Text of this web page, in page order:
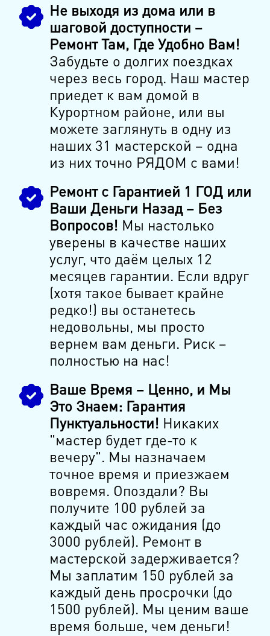
Не выходя из дома или в
шаговой доступности –
Ремонт Там, Где Удобно Вам!
Забудьте о долгих поездках
через весь город. Наш мастер
приедет к вам домой в
Курортном районе, или вы
можете заглянуть в одну из
наших 31 мастерской – одна
из них точно РЯДОМ с вами!
Ремонт с Гарантией 1 ГОД или
Ваши Деньги Назад – Без
Вопросов! Мы настолько
уверены в качестве наших
услуг, что даём целых 12
месяцев гарантии. Если вдруг
(хотя такое бывает крайне
редко!) вы останетесь
недовольны, мы просто
вернем вам деньги. Риск –
полностью на нас!
Ваше Время – Ценно, и Мы
Это Знаем: Гарантия
Пунктуальности! Никаких
"мастер будет где-то к
вечеру". Мы назначаем
точное время и приезжаем
вовремя. Опоздали? Вы
получите 100 рублей за
каждый час ожидания (до
3000 рублей). Ремонт в
мастерской задерживается?
Мы заплатим 150 рублей за
каждый день просрочки (до
1500 рублей). Мы ценим ваше
время больше, чем деньги!